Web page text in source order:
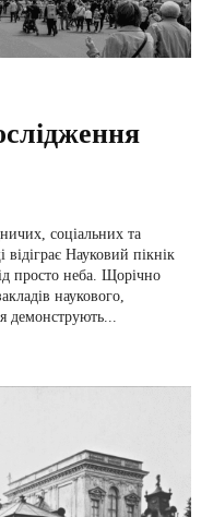
соціальних та
Науковий пікнік
просто неба. Щорічно
наукового,
демонструють...